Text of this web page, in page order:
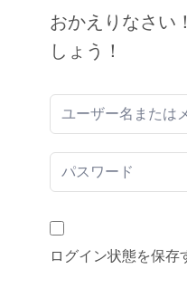
おかえりなさい
しょう！
ログイン状態を保存